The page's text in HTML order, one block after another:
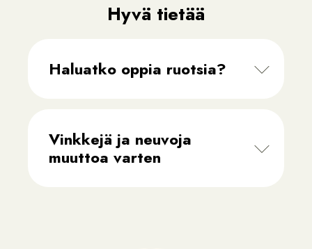
Hyvä tietää
Haluatko oppia ruotsia?
Vinkkejä ja neuvoja
muuttoa varten